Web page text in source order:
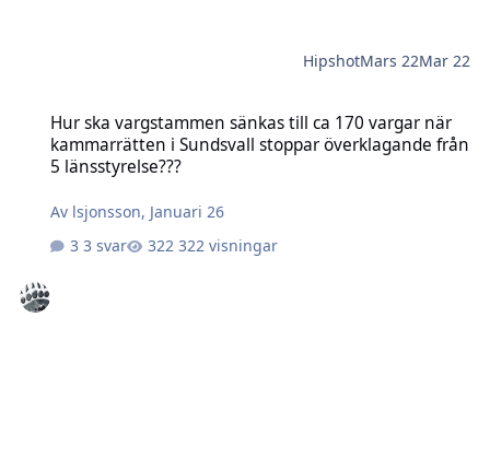
HipshotMars 22Mar 22
Hur ska vargstammen sänkas till ca 170 vargar när
kammarrätten i Sundsvall stoppar överklagande från
5 länsstyrelse???
Av lsjonsson, Januari 26
3 svar
322 visningar